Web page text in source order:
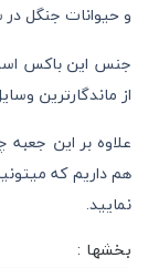
و حیوانات جنگل
جنس این باکس
از ماندگارترین
علاوه بر این جعبه
هم داریم که
نمایید.
بخشها :